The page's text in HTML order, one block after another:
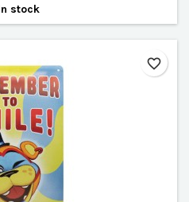
stock
favorite_border